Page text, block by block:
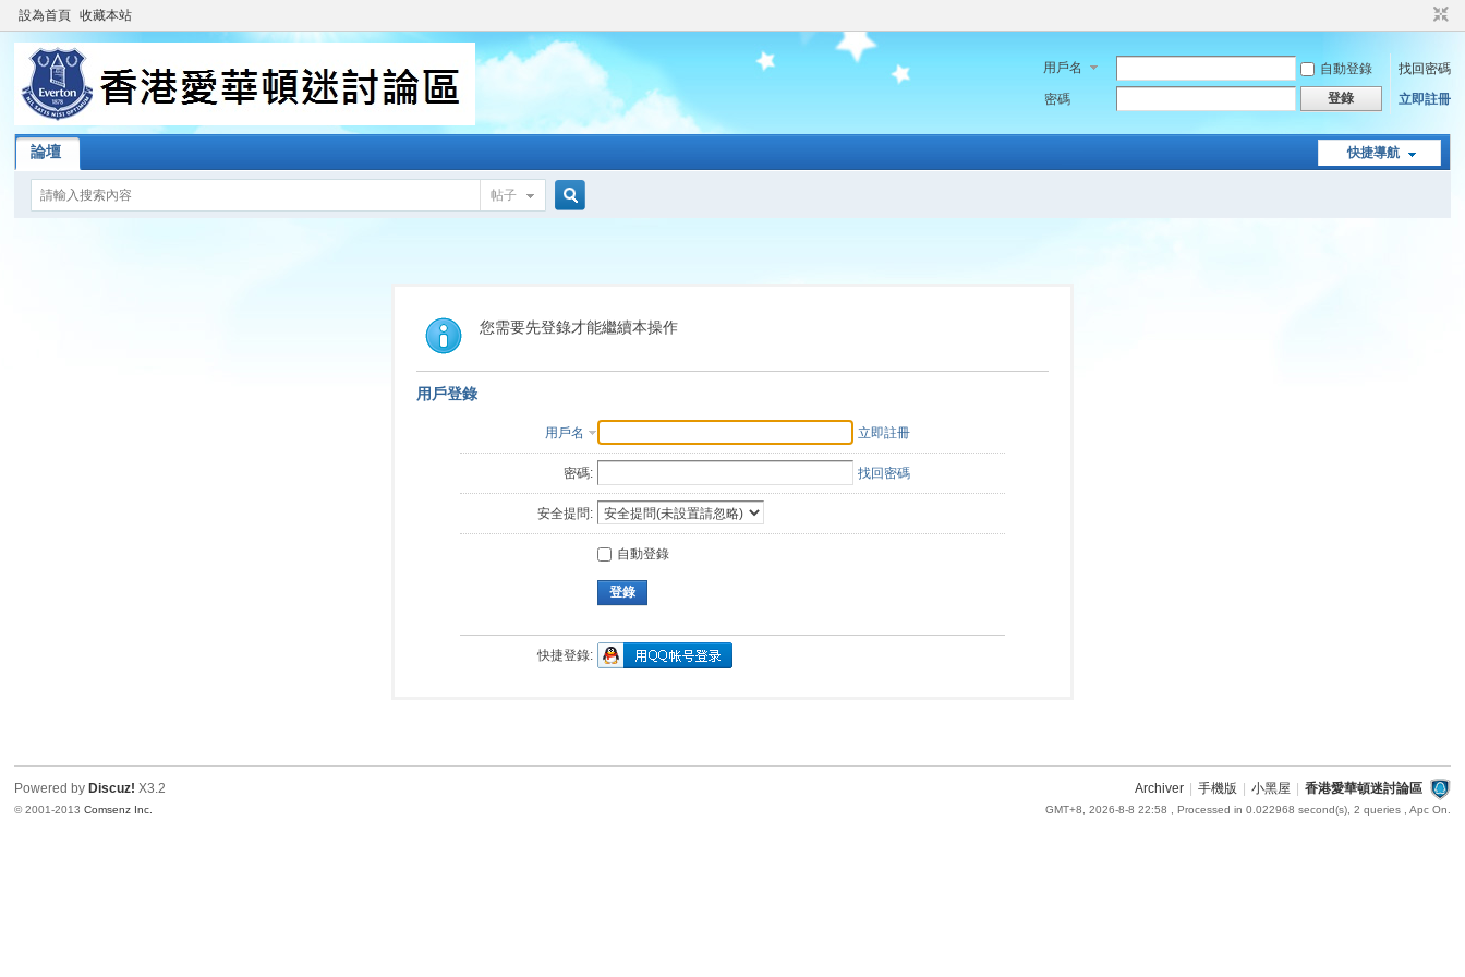
設為首頁 收藏本站
用戶名 自動登錄
找回密碼
密碼
登錄 立即註冊
快捷導航
論壇
帖子
索
您需要先登錄才能繼續本操作
用戶登錄
用戶名 立即註冊
密碼: 找回密碼
安全提問:
自動登錄
登錄
快捷登錄:
Archiver 手機版 小黑屋 香港愛華頓迷討論區
GMT+8, 2026-8-8 22:58 , Processed in 0.022968 second(s), 2 queries , Apc On.
Powered by Discuz! X3.2
© 2001-2013Comsenz Inc.